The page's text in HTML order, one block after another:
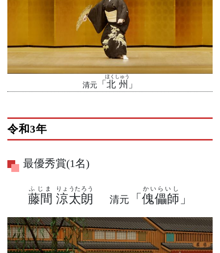
清元 「 北州
ほくしゅう
」
令和3年
最優秀賞(1名)
藤間
ふじま
涼太朗
りょうたろう
清元 「傀儡師
かいらいし
」